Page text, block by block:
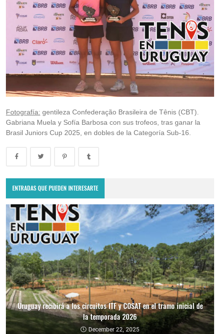
Fotografía: gentileza Confederação Brasileira de Tênis (CBT).
Gabriana Muela y Sofía Barbosa con sus trofeos, tras ganar la
Brasil Juniors Cup 2025, en dobles de la Categoría Sub-16.
ENTRADAS QUE PUEDEN INTERESARTE
Uruguay recibirá a los circuitos ITF y COSAT en el tramo inicial de
la temporada 2026
December 22, 2025